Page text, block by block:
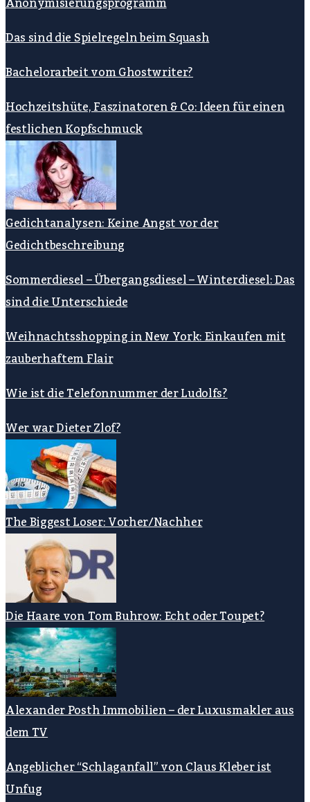
Das sind die Spielregeln beim Squash
Bachelorarbeit vom Ghostwriter?
Hochzeitshüte, Faszinatoren & Co: Ideen für einen
festlichen Kopfschmuck
Gedichtanalysen: Keine Angst vor der
Gedichtbeschreibung
Sommerdiesel – Übergangsdiesel – Winterdiesel: Das
sind die Unterschiede
Weihnachtsshopping in New York: Einkaufen mit
zauberhaftem Flair
Wie ist die Telefonnummer der Ludolfs?
Wer war Dieter Zlof?
The Biggest Loser: Vorher/Nachher
Die Haare von Tom Buhrow: Echt oder Toupet?
Alexander Posth Immobilien – der Luxusmakler aus
dem TV
Angeblicher “Schlaganfall” von Claus Kleber ist
Unfug